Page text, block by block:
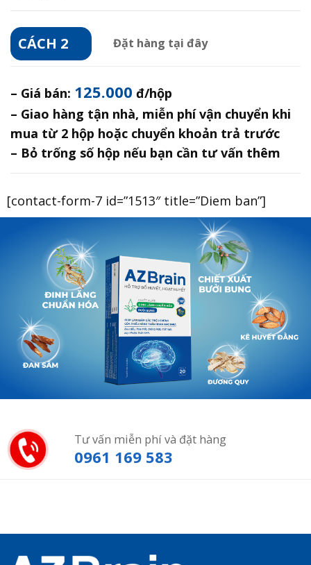
CÁCH 2 Đặt hàng tại đây
– Giá bán: 125.000 đ/hộp
– Giao hàng tận nhà, miễn phí vận chuyển khi
mua từ 2 hộp hoặc chuyển khoản trả trước
– Bỏ trống số hộp nếu bạn cần tư vấn thêm
[contact-form-7 id=”1513″ title=”Diem ban”]
Tư vấn miễn phí và đặt hàng
0961 169 583